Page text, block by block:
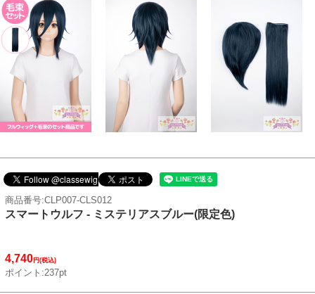
商品番号:CLP007-CLS012
スマートウルフ - ミステリアスブルー(限定色)
4,740円(税込)
ポイント:237pt